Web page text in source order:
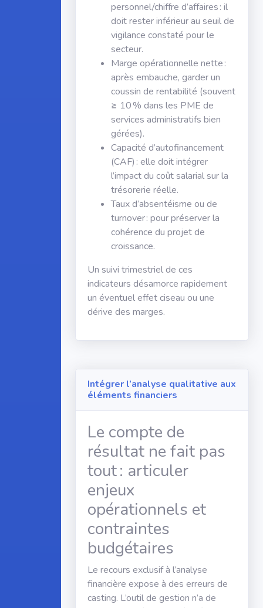
personnel/chiffre d’affaires : il
doit rester inférieur au seuil de
vigilance constaté pour le
secteur.
Marge opérationnelle nette :
après embauche, garder un
coussin de rentabilité (souvent
≥ 10 % dans les PME de
services administratifs bien
gérées).
Capacité d’autofinancement
(CAF) : elle doit intégrer
l’impact du coût salarial sur la
trésorerie réelle.
Taux d’absentéisme ou de
turnover : pour préserver la
cohérence du projet de
croissance.
Un suivi trimestriel de ces
indicateurs désamorce rapidement
un éventuel effet ciseau ou une
dérive des marges.
Intégrer l’analyse qualitative aux
éléments financiers
Le compte de
résultat ne fait pas
tout : articuler
enjeux
opérationnels et
contraintes
budgétaires
Le recours exclusif à l’analyse
financière expose à des erreurs de
casting. L’outil de gestion n’a de